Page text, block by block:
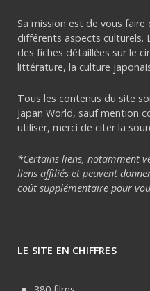
Sa mission est de vous faire
différents aspects culturels.
des fiches détaillées sur le
littérature, la culture
Tous les contenus du site
Japan World, sauf mention
utiliser, merci de citer la
*Certains liens, notamment
liens affiliés et peuvent
coût supplémentaire pour
LE SITE EN CHIFFRES